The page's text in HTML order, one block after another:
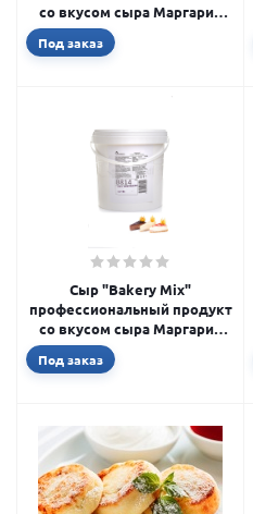
со вкусом сыра Маргарин
мягкий "Токио" (ведро 3,3
кг) A823
Под заказ
Сыр "Bakery Mix"
профессиональный продукт
со вкусом сыра Маргарин
мягкий "Париж" (ведро3,3
кг) A824
Под заказ